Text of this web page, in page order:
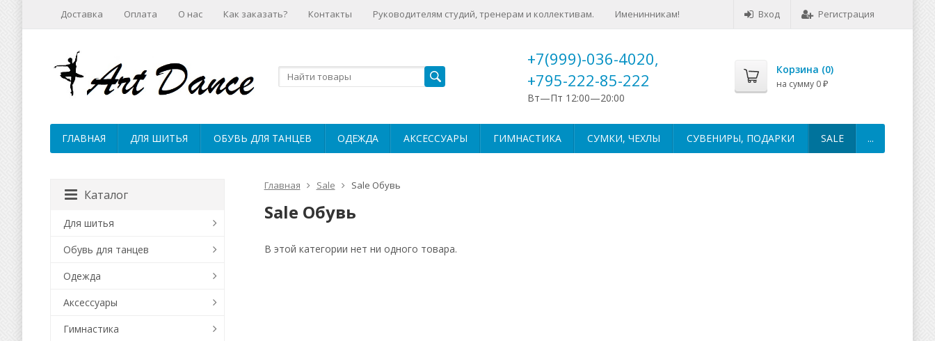
Доставка Оплата О нас Как заказать? Контакты Руководителям студий, тренерам и коллективам. Именинникам! Вход Регистрация
+7(999)-036-4020,
+795-222-85-222
Вт—Пт 12:00—20:00
Корзина (0)
на сумму 0 ₽
ГЛАВНАЯ ДЛЯ ШИТЬЯ ОБУВЬ ДЛЯ ТАНЦЕВ ОДЕЖДА АКСЕССУАРЫ ГИМНАСТИКА СУМКИ, ЧЕХЛЫ СУВЕНИРЫ, ПОДАРКИ SALE ...
Главная Sale Sale Обувь
Sale Обувь
В этой категории нет ни одного товара.
Каталог
Для шитья
Обувь для танцев
Одежда
Аксессуары
Гимнастика